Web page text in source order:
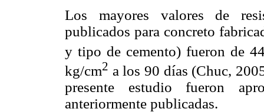
Los mayores valores de
publicados para concreto
y tipo de cemento) fueron de
kg/cm2 a los 90 días (Chuc,
presente estudio fueron
anteriormente publicadas.